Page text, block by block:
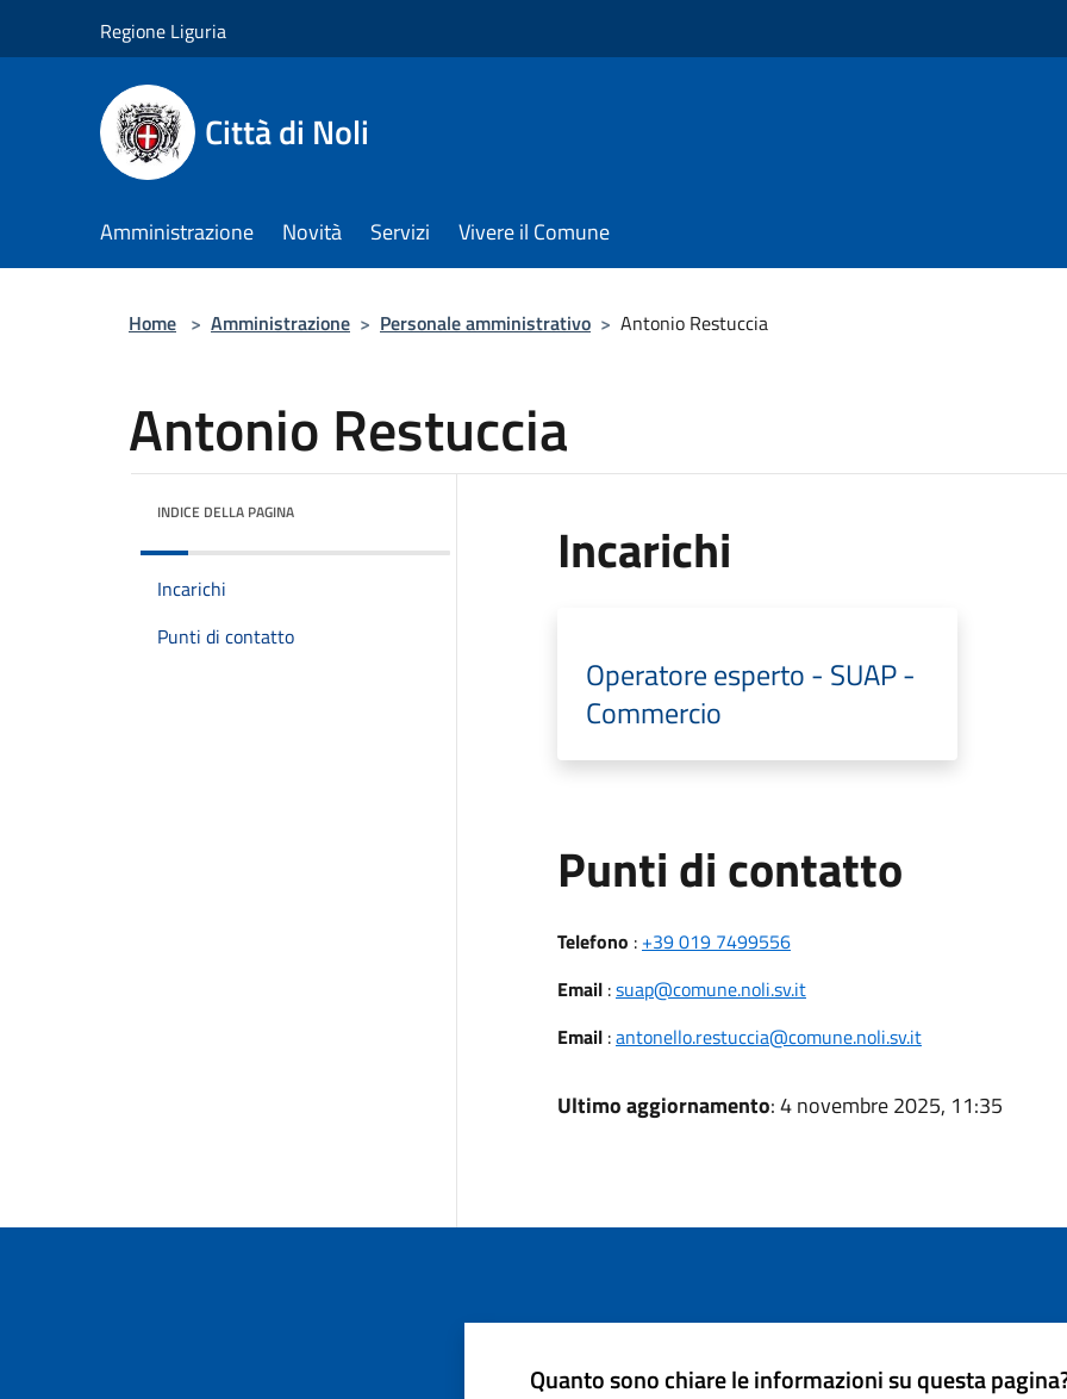
Regione Liguria
Città di Noli
Amministrazione Novità Servizi Vivere il Comune
Home > Amministrazione > Personale amministrativo > Antonio Restuccia
Antonio Restuccia
INDICE DELLA PAGINA
Incarichi
Punti di contatto
Incarichi
Operatore esperto - SUAP -
Commercio
Punti di contatto
Telefono : +39 019 7499556
Email:suap@comune.noli.sv.it
Email:antonello.restuccia@comune.noli.sv.it
Ultimo aggiornamento: 4 novembre 2025, 11:35
Quanto sono chiare le informazioni su questa